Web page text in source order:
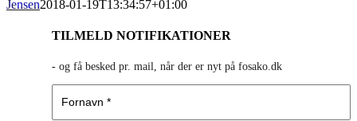
Jensen2018-01-19T13:34:57+01:00
TILMELD NOTIFIKATIONER
- og få besked pr. mail, når der er nyt på fosako.dk